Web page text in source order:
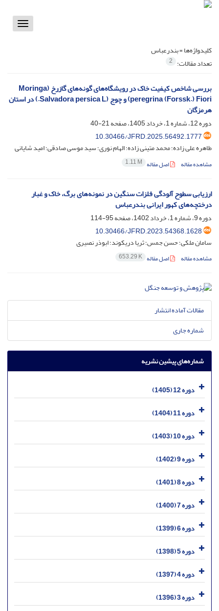
Toggle
کلیدواژه‌ها =بندرعباس
تعداد مقالات: 2
بررسی شاخص کیفیت خاک در رویشگاه‌های گونه‌های گازرخ (Moringa
peregrina (Forssk.) Fiori) و چوج (Salvadora persica L.) در استان
هرمزگان
دوره 12، شماره 1، خرداد 1405، صفحه
21-40
10.30466/JFRD.2025.56492.1777
طاهره علی زاده؛ محمد متینی زاده؛ الهام نوری؛ سید موسی صادقی؛ امید شایانی
مشاهده مقاله اصل مقاله 1.11 M
ارزیابی سطوح آلودگی فلزات سنگین در نمونه‌های برگ، خاک و غبار
درختچه‌های کهور ایرانی بندرعباس
دوره 9، شماره 1، خرداد 1402، صفحه
95-114
10.30466/JFRD.2023.54368.1628
سامان ملکی؛ حسن جمس؛ ثریا دریکوند؛ ابوذر نصیری
مشاهده مقاله اصل مقاله 653.29 K
مقالات آماده انتشار
شماره جاری
شماره‌های پیشین نشریه
دوره 12 (1405)
دوره 11 (1404)
دوره 10 (1403)
دوره 9 (1402)
دوره 8 (1401)
دوره 7 (1400)
دوره 6 (1399)
دوره 5 (1398)
دوره 4 (1397)
دوره 3 (1396)